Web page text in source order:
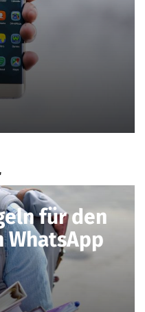
für den
WhatsApp